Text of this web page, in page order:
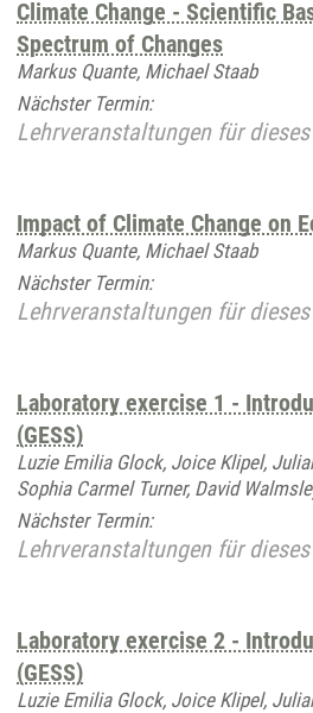
Climate Change - Scientific
Spectrum of Changes
Markus Quante, Michael Staab
Nächster Termin:
Lehrveranstaltungen für
Impact of Climate Change on
Markus Quante, Michael Staab
Nächster Termin:
Lehrveranstaltungen für
Laboratory exercise 1 -
(GESS)
Luzie Emilia Glock, Joice Klipel,
Sophia Carmel Turner, David
Nächster Termin:
Lehrveranstaltungen für
Laboratory exercise 2 -
(GESS)
Luzie Emilia Glock, Joice Klipel,